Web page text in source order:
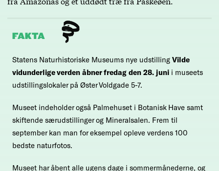
FAKTA
Statens Naturhistoriske Museums nye udstilling Vilde
vidunderlige verden åbner fredag den 28. juni i museets
udstillingslokaler på Øster Voldgade 5-7.
Museet indeholder også Palmehuset i Botanisk Have samt
skiftende særudstillinger og Mineralsalen. Frem til
september kan man for eksempel opleve verdens 100
bedste naturfotos.
Museet har åbent alle ugens dage i sommermånederne, og